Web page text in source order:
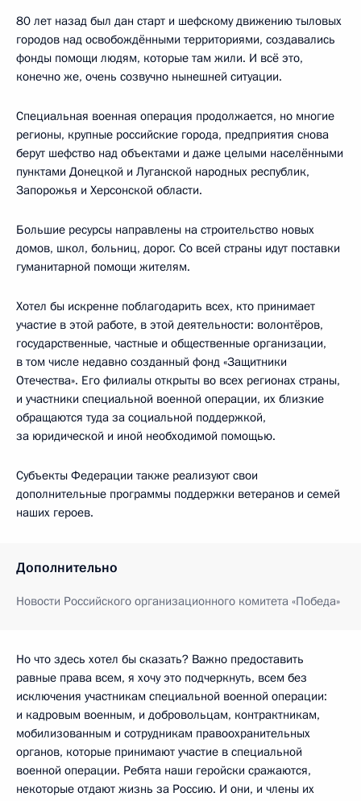
80 лет назад был дан старт и шефскому движению тыловых
городов над освобождёнными территориями, создавались
фонды помощи людям, которые там жили. И всё это,
конечно же, очень созвучно нынешней ситуации.
Специальная военная операция продолжается, но многие
регионы, крупные российские города, предприятия снова
берут шефство над объектами и даже целыми населёнными
пунктами Донецкой и Луганской народных республик,
Запорожья и Херсонской области.
Большие ресурсы направлены на строительство новых
домов, школ, больниц, дорог. Со всей страны идут поставки
гуманитарной помощи жителям.
Хотел бы искренне поблагодарить всех, кто принимает
участие в этой работе, в этой деятельности: волонтёров,
государственные, частные и общественные организации,
в том числе недавно созданный фонд «Защитники
Отечества». Его филиалы открыты во всех регионах страны,
и участники специальной военной операции, их близкие
обращаются туда за социальной поддержкой,
за юридической и иной необходимой помощью.
Субъекты Федерации также реализуют свои
дополнительные программы поддержки ветеранов и семей
наших героев.
Дополнительно
Новости Российского организационного комитета «Победа»
Но что здесь хотел бы сказать? Важно предоставить
равные права всем, я хочу это подчеркнуть, всем без
исключения участникам специальной военной операции:
и кадровым военным, и добровольцам, контрактникам,
мобилизованным и сотрудникам правоохранительных
органов, которые принимают участие в специальной
военной операции. Ребята наши геройски сражаются,
некоторые отдают жизнь за Россию. И они, и члены их